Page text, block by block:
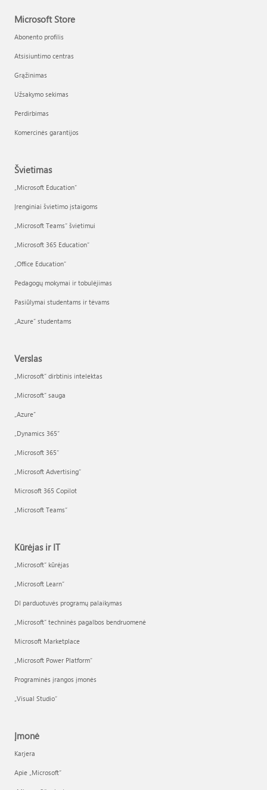
Microsoft Store
Abonento profilis
Atsisiuntimo centras
Grąžinimas
Užsakymo sekimas
Perdirbimas
Komercinės garantijos
Švietimas
„Microsoft Education“
Įrenginiai švietimo įstaigoms
„Microsoft Teams“ švietimui
„Microsoft 365 Education“
„Office Education“
Pedagogų mokymai ir tobulėjimas
Pasiūlymai studentams ir tėvams
„Azure“ studentams
Verslas
„Microsoft“ dirbtinis intelektas
„Microsoft“ sauga
„Azure”
„Dynamics 365“
„Microsoft 365“
„Microsoft Advertising“
Microsoft 365 Copilot
„Microsoft Teams“
Kūrėjas ir IT
„Microsoft“ kūrėjas
„Microsoft Learn“
DI parduotuvės programų palaikymas
„Microsoft“ techninės pagalbos bendruomenė
Microsoft Marketplace
„Microsoft Power Platform“
Programinės įrangos įmonės
„Visual Studio“
Įmonė
Karjera
Apie „Microsoft“